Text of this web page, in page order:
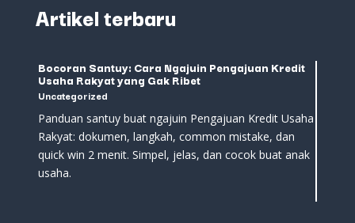
Artikel terbaru
Bocoran Santuy: Cara Ngajuin Pengajuan Kredit
Usaha Rakyat yang Gak Ribet
Uncategorized
Panduan santuy buat ngajuin Pengajuan Kredit Usaha
Rakyat: dokumen, langkah, common mistake, dan
quick win 2 menit. Simpel, jelas, dan cocok buat anak
usaha.